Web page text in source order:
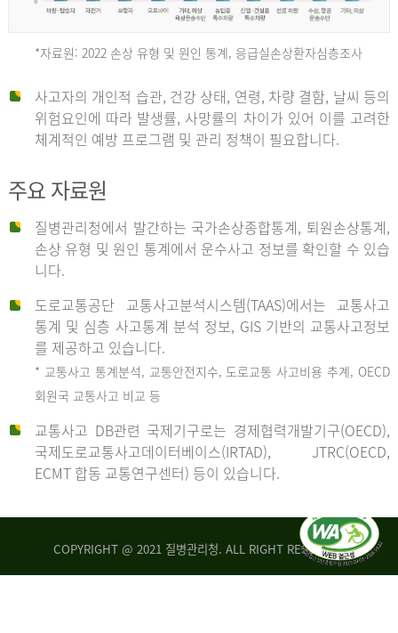
사
*자료원: 2022 손상 유형 및 원인 통계, 응급실손상환자심층조사
사고자의 개인적 습관, 건강 상태, 연령, 차량 결함, 날씨 등의
위험요인에 따라 발생률, 사망률의 차이가 있어 이를 고려한
체계적인 예방 프로그램 및 관리 정책이 필요합니다.
주요 자료원
질병관리청에서 발간하는 국가손상종합통계, 퇴원손상통계,
손상 유형 및 원인 통계에서 운수사고 정보를 확인할 수 있습
니다.
도로교통공단 교통사고분석시스템(TAAS)에서는 교통사고
통계 및 심층 사고통계 분석 정보, GIS 기반의 교통사고정보
를 제공하고 있습니다.
* 교통사고 통계분석, 교통안전지수, 도로교통 사고비용 추계, OECD
회원국 교통사고 비교 등
교통사고 DB관련 국제기구로는 경제협력개발기구(OECD),
국제도로교통사고데이터베이스(IRTAD), JTRC(OECD,
ECMT 합동 교통연구센터) 등이 있습니다.
COPYRIGHT @ 2021 질병관리청. ALL RIGHT RESERVED